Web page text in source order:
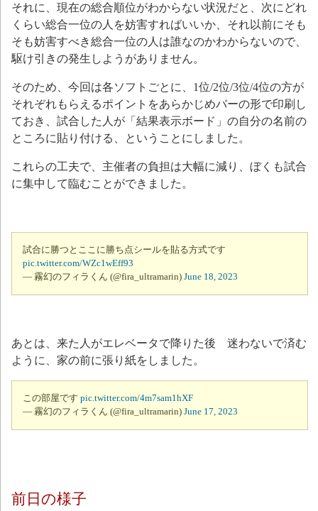
それに、現在の総合順位がわからない状況だと、次にどれ
くらい総合一位の人を妨害すればいいか、それ以前にそも
そも妨害すべき総合一位の人は誰なのかわからないので、
駆け引きの発生しようがありません。
そのため、今回は各ソフトごとに、1位/2位/3位/4位の方が
それぞれもらえるポイントをあらかじめバーの形で印刷し
ておき、試合した人が「結果表示ボード」の自分の名前の
ところに貼り付ける、ということにしました。
これらの工夫で、主催者の負担は大幅に減り、ぼくも試合
に集中して臨むことができました。
試合に勝つとここに勝ち点シールを貼る方式です
pic.twitter.com/WZc1wEff93
— 霧幻のフィラくん (@fira_ultramarin) June 18, 2023
あとは、来た人がエレベータで降りた後 迷わないで済む
ように、家の前に張り紙をしました。
この部屋です pic.twitter.com/4m7sam1hXF
— 霧幻のフィラくん (@fira_ultramarin) June 17, 2023
前日の様子